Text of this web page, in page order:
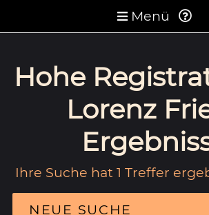
Menü
Hohe
Lorenz
Ihre Suche hat 1 Treffer
NEUE SUCHE